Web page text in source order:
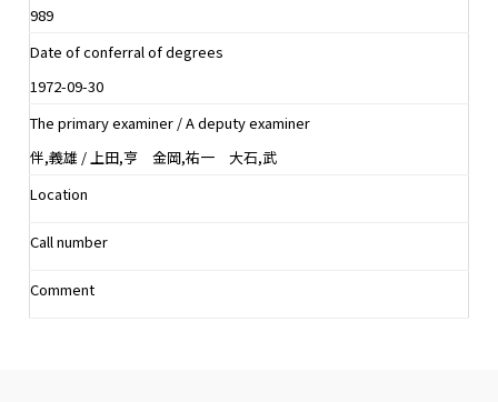
989
Date of conferral of degrees
1972-09-30
The primary examiner / A deputy examiner
伴,義雄 / 上田,亨 金岡,祐一 大石,武
Location
Call number
Comment